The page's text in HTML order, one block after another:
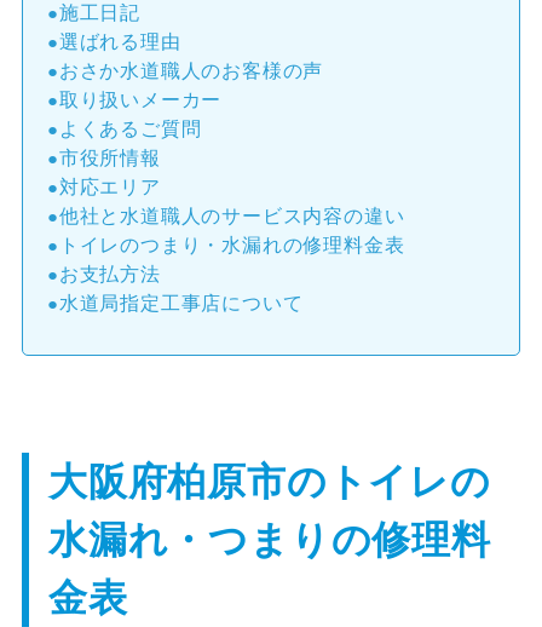
施工日記
選ばれる理由
おさか水道職人のお客様の声
取り扱いメーカー
よくあるご質問
市役所情報
対応エリア
他社と水道職人のサービス内容の違い
トイレのつまり・水漏れの修理料金表
お支払方法
水道局指定工事店について
大阪府柏原市のトイレの
水漏れ・つまりの修理料
金表